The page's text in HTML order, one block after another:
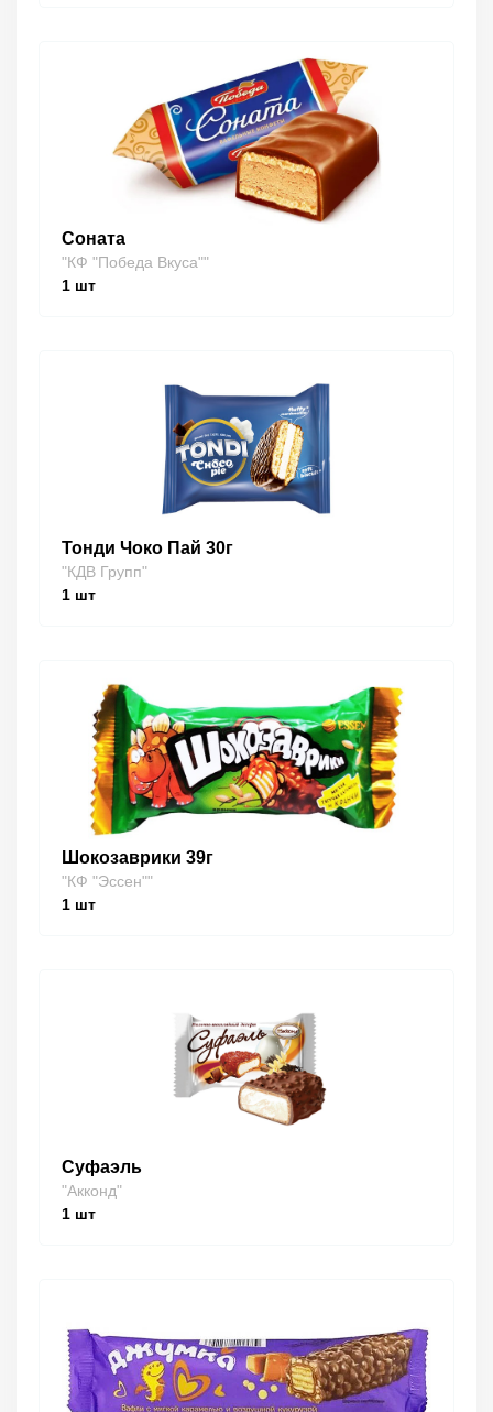
Соната
"КФ "Победа Вкуса""
1 шт
Тонди Чоко Пай 30г
"КДВ Групп"
1 шт
Шокозаврики 39г
"КФ "Эссен""
1 шт
Суфаэль
"Акконд"
1 шт